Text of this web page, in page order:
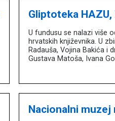
Gliptoteka
U fundusu se nalazi više
hrvatskih književnika. U
Radauša, Vojina Bakića i
Gustava Matoša, Ivana
Nacionalni